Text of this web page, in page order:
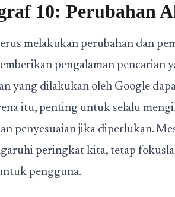
10: Perubahan
melakukan perubahan dan
pengalaman pencarian
yang dilakukan oleh Google
itu, penting untuk selalu
penyesuaian jika diperlukan.
peringkat kita, tetap
pengguna.